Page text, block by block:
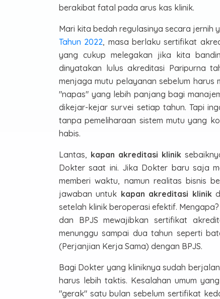
berakibat fatal pada arus kas klinik.
Mari kita bedah regulasinya secara jernih
Tahun 2022, masa berlaku sertifikat
yang cukup melegakan jika kita
dinyatakan lulus akreditasi Paripurna
menjaga mutu pelayanan sebelum harus
"napas" yang lebih panjang bagi
dikejar-kejar survei setiap tahun. Tapi
tanpa pemeliharaan sistem mutu yang
habis.
Lantas, kapan akreditasi klinik
Dokter saat ini. Jika Dokter baru saja
memberi waktu, namun realitas bisnis
jawaban untuk kapan akreditasi klinik
setelah klinik beroperasi efektif.
dan BPJS mewajibkan sertifikat
menunggu sampai dua tahun seperti
(Perjanjian Kerja Sama) dengan BPJS.
Bagi Dokter yang kliniknya sudah
harus lebih taktis. Kesalahan umum
"gerak" satu bulan sebelum sertifikat